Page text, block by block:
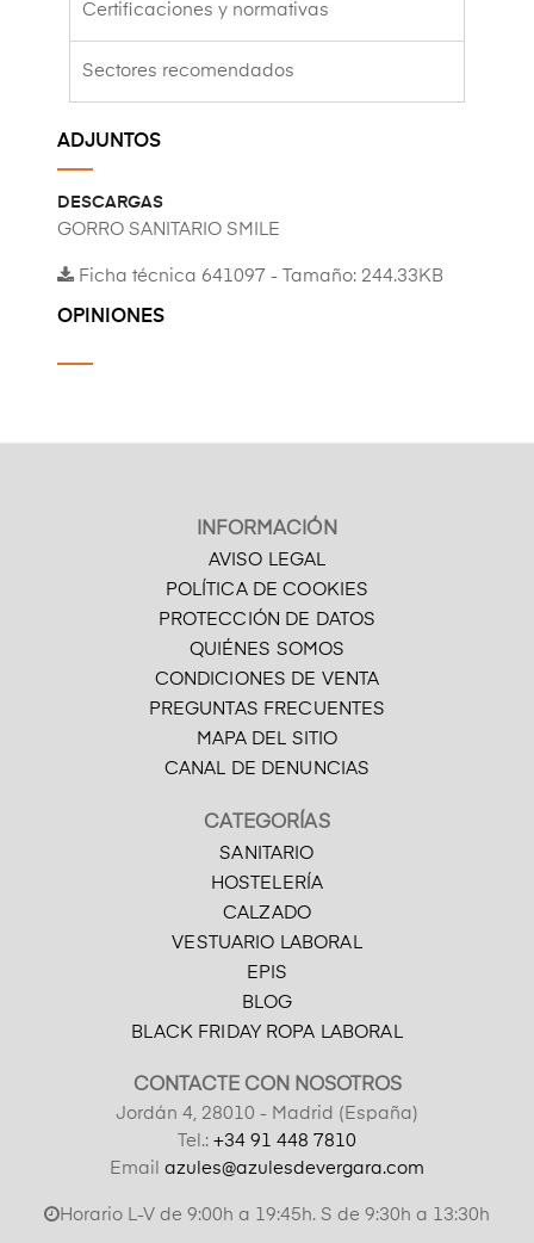
Certificaciones y normativas
Sectores recomendados
ADJUNTOS
DESCARGAS
GORRO SANITARIO SMILE
Ficha técnica 641097 - Tamaño: 244.33KB
OPINIONES
INFORMACIÓN
AVISO LEGAL
POLÍTICA DE COOKIES
PROTECCIÓN DE DATOS
QUIÉNES SOMOS
CONDICIONES DE VENTA
PREGUNTAS FRECUENTES
MAPA DEL SITIO
CANAL DE DENUNCIAS
CATEGORÍAS
SANITARIO
HOSTELERÍA
CALZADO
VESTUARIO LABORAL
EPIS
BLOG
BLACK FRIDAY ROPA LABORAL
CONTACTE CON NOSOTROS
Jordán 4, 28010 - Madrid (España)
Tel.: +34 91 448 7810
Email azules@azulesdevergara.com
Horario L-V de 9:00h a 19:45h. S de 9:30h a 13:30h